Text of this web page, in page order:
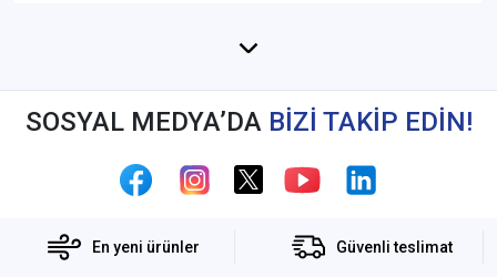
SOSYAL MEDYA’DA BİZİ TAKİP EDİN!
En yeni ürünler Güvenli teslimat